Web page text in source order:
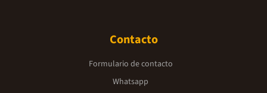
Contacto
Formulario de contacto
Whatsapp